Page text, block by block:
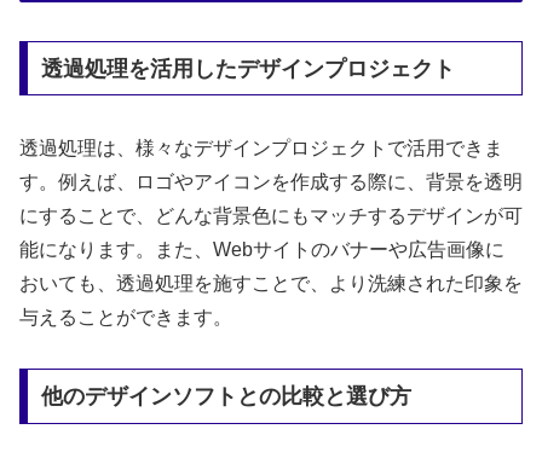
透過処理を活用したデザインプロジェクト
透過処理は、様々なデザインプロジェクトで活用できま
す。例えば、ロゴやアイコンを作成する際に、背景を透明
にすることで、どんな背景色にもマッチするデザインが可
能になります。また、Webサイトのバナーや広告画像に
おいても、透過処理を施すことで、より洗練された印象を
与えることができます。
他のデザインソフトとの比較と選び方